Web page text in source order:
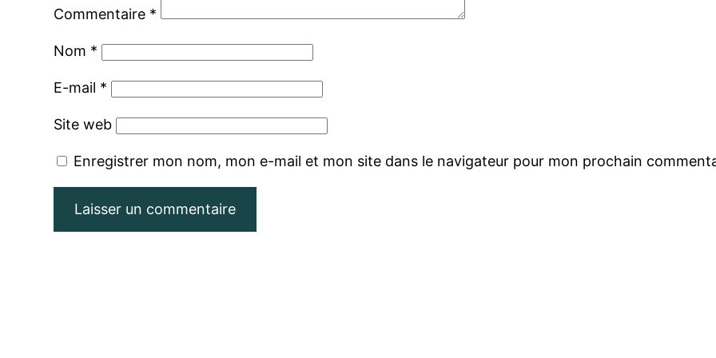
Commentaire *
Nom *
E-mail *
Site web
Enregistrer mon nom, mon e-mail et mon site dans le navigateur pour mon prochain